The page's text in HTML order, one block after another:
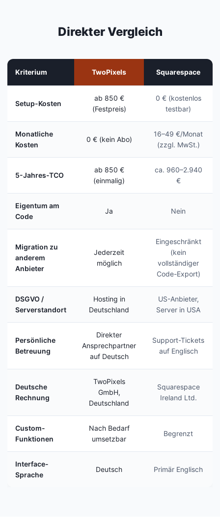
Direkter Vergleich
Kriterium TwoPixels Squarespace
Setup-Kosten
ab 850 €
(Festpreis)
0 € (kostenlos
testbar)
Monatliche
Kosten
0 € (kein Abo)
16–49 €/Monat
(zzgl. MwSt.)
5-Jahres-TCO
ab 850 €
(einmalig)
ca. 960–2.940
€
Eigentum am
Code
Ja Nein
Migration zu
anderem
Anbieter
Jederzeit
möglich
Eingeschränkt
(kein
vollständiger
Code-Export)
DSGVO /
Serverstandort
Hosting in
Deutschland
US-Anbieter,
Server in USA
Persönliche
Betreuung
Direkter
Ansprechpartner
auf Deutsch
Support-Tickets
auf Englisch
Deutsche
Rechnung
TwoPixels
GmbH,
Deutschland
Squarespace
Ireland Ltd.
Custom-
Funktionen
Nach Bedarf
umsetzbar
Begrenzt
Interface-
Sprache
Deutsch Primär Englisch